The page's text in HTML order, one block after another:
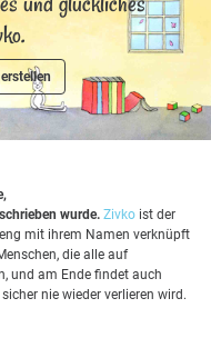
wurde. Zivko ist der
mit ihrem Namen verknüpft
die alle auf
und am Ende findet auch
nie wieder verlieren wird.